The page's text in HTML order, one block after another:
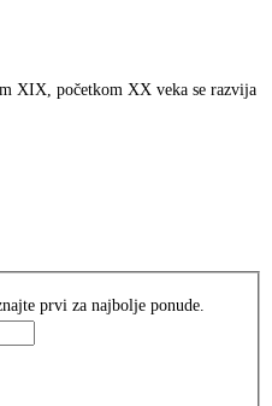
XIX, početkom XX veka se razvija
prvi za najbolje ponude.